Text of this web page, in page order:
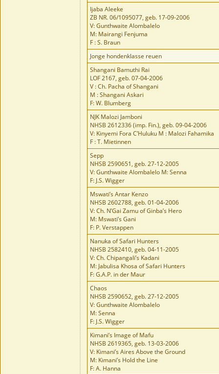
Ijaba Aleeke
ZB NR. 06/1095077, geb. 17-09-2006
V: Gunthwaite Alombalelo
M: Mairangi Fenjuma
F : S. Braun
Jonge hondenklasse reuen
Shangani Bamuthi Rai
LOF 2167, geb. 07-04-2006
V : Ch. Pacha of Shangani
M : Shangani Askari
F: W. Blumberg
NJK Malozi Jamboni
NHSB 2612336 (imp. Fin.), geb. 09-04-2006
V: Kinyemi Fora C’Huluku M : Malozi Fahamika
F : T. Mietinnen
Sepp
NHSB 2590651, geb. 27-12-2005
V: Gunthwaite Alombalelo M: Senna
F: J.S. Wigger
Mswati’s Antar Kenzo
NHSB 2602788, geb. 01-04-2006
V: Ch. N’Gai Zamu of Ginba’s Hero
M: Mswati’s Gani
F: P. Verstappen
Nanuka of Safari Hunters
NHSB 2582410, geb. 04-11-2005
V: Ch. Chipangali’s Kadani
M: Jabulisa Khosa of Safari Hunters
F: G.A.P. in der Maur
Chaos
NHSB 2590652, geb. 27-12-2005
V: Gunthwaite Alombalelo
M: Senna
F: J.S. Wigger
Kimani’s Image of Mafu
NHSB 2619365, geb. 13-03-2006
V: Kimani’s Aires Above the Ground
M: Kimani’s Hold the Line
F: A. Hanna